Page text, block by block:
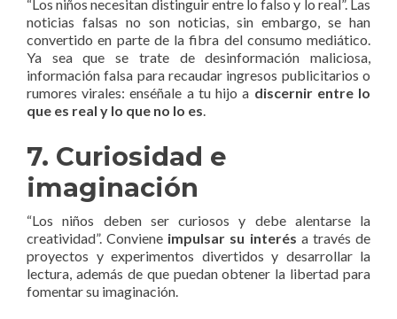
“Los niños necesitan distinguir entre lo falso y lo real”. Las
noticias falsas no son noticias, sin embargo, se han
convertido en parte de la fibra del consumo mediático.
Ya sea que se trate de desinformación maliciosa,
información falsa para recaudar ingresos publicitarios o
rumores virales: enséñale a tu hijo a discernir entre lo
que es real y lo que no lo es
7. Curiosidad e
imaginación
“Los niños deben ser curiosos y debe alentarse la
creatividad”. Conviene impulsar su interés a través de
proyectos y experimentos divertidos y desarrollar la
lectura, además de que puedan obtener la libertad para
fomentar su imaginación.